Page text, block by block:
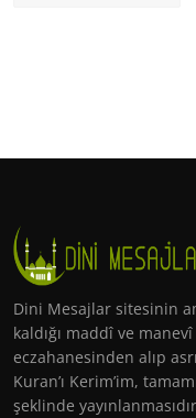
Dini Mesajlar sitesinin
kaldığı maddî ve
eczahanesinden alıp
Kuran’ı Kerim’im,
şeklinde